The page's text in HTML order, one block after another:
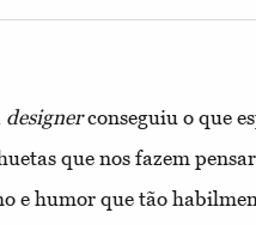
designerconseguiu o que
que nos fazem
e humor que tão